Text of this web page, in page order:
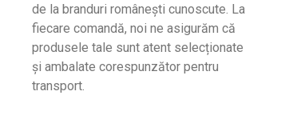
de la branduri românești cunoscute. La
fiecare comandă, noi ne asigurăm că
produsele tale sunt atent selecționate
și ambalate corespunzător pentru
transport.